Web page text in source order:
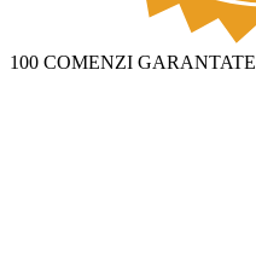
100 COMENZI GARANTATE